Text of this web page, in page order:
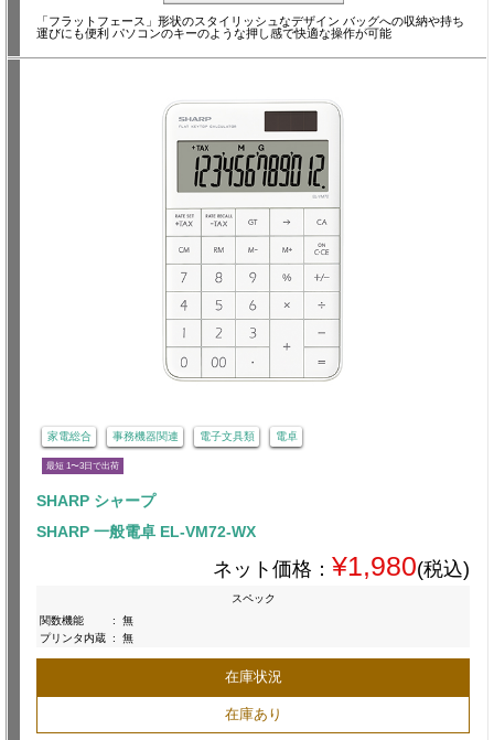
「フラットフェース」形状のスタイリッシュなデザイン バッグへの収納や持ち
運びにも便利 パソコンのキーのような押し感で快適な操作が可能
家電総合 事務機器関連 電子文具類 電卓
最短 1〜3日で出荷
SHARP シャープ
SHARP 一般電卓 EL-VM72-WX
ネット価格： ¥1,980(税込)
スペック
関数機能
:
無
プリンタ内蔵 : 無
在庫状況
在庫あり